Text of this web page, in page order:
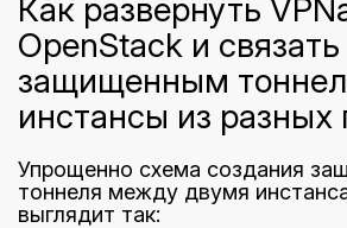
Как развернуть
OpenStack и связать
защищенным
инстансы из разных
Упрощенно схема создания
тоннеля между двумя
выглядит так: